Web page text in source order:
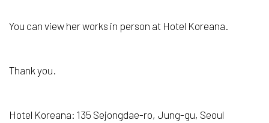
You can view her works in person at Hotel Koreana.
Thank you.
Hotel Koreana: 135 Sejongdae-ro, Jung-gu, Seoul